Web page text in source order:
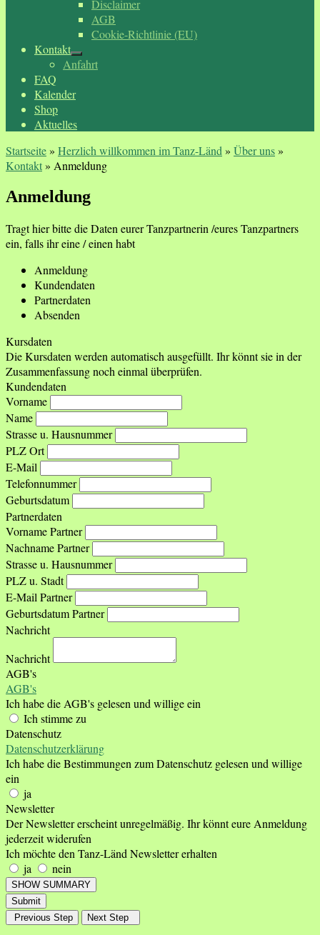
Disclaimer
AGB
Cookie-Richtlinie (EU)
Kontakt
Anfahrt
FAQ
Kalender
Shop
Aktuelles
Startseite» Herzlich willkommen im Tanz-Länd » Über uns»
Kontakt» Anmeldung
Anmeldung
Tragt hier bitte die Daten eurer Tanzpartnerin /eures Tanzpartners
ein, falls ihr eine / einen habt
Anmeldung
Kundendaten
Partnerdaten
Absenden
Kursdaten
Die Kursdaten werden automatisch ausgefüllt. Ihr könnt sie in der
Zusammenfassung noch einmal überprüfen.
Kundendaten
Vorname
Name
Strasse u. Hausnummer
PLZ Ort
E-Mail
Telefonnummer
Geburtsdatum
Partnerdaten
Vorname Partner
Nachname Partner
Strasse u. Hausnummer
PLZ u. Stadt
E-Mail Partner
Geburtsdatum Partner
Nachricht
Nachricht
AGB's
AGB's
Ich habe die AGB's gelesen und willige ein
Ich stimme zu
Datenschutz
Datenschutzerklärung
Ich habe die Bestimmungen zum Datenschutz gelesen und willige
ein
ja
Newsletter
Der Newsletter erscheint unregelmäßig. Ihr könnt eure Anmeldung
jederzeit widerufen
Ich möchte den Tanz-Länd Newsletter erhalten
ja
nein
SHOW SUMMARY
Submit
Previous Step
Next Step